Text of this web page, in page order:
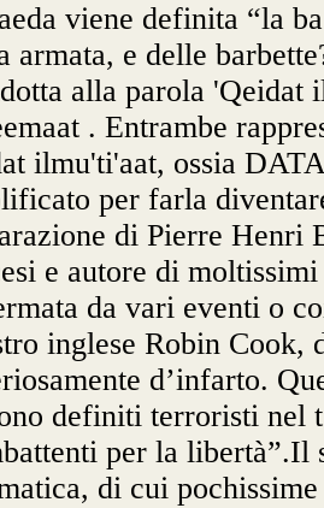
viene definita “la
armata, e delle
alla parola 'Qeidat
. Entrambe
ilmu'ti'aat, ossia
per farla
di Pierre Henri
e autore di
da vari eventi o
inglese Robin Cook,
d’infarto.
definiti terroristi nel
per la libertà”.Il
di cui